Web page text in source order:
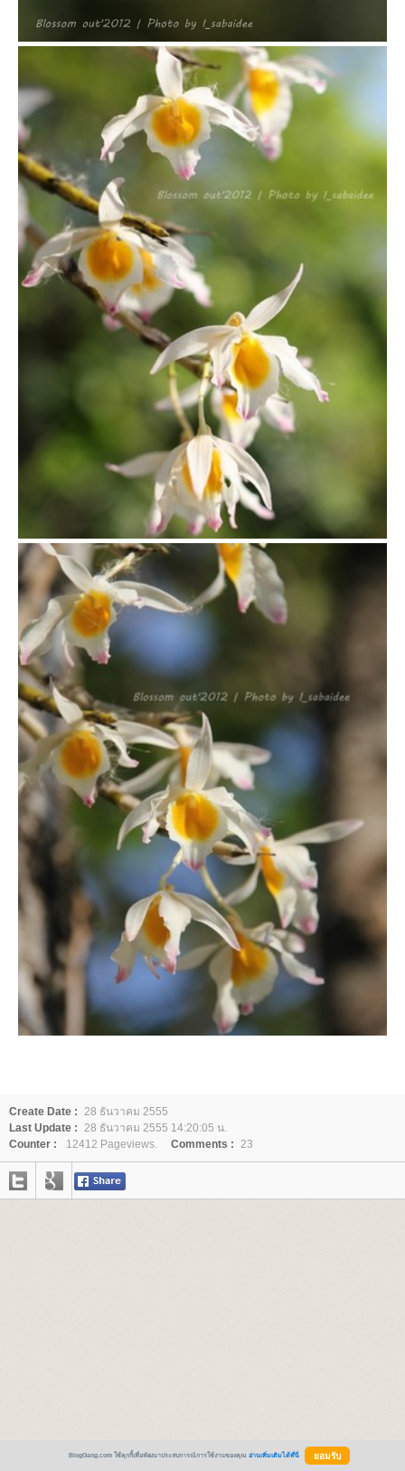
Create Date : 28 ธันวาคม 2555
Last Update : 28 ธันวาคม 2555 14:20:05 น.
Counter :
12412 Pageviews. Comments : 23
BlogGang.com ใช้คุกกี้เพื่อพัฒนาประสบการณ์การใช้งานของคุณ อ่านเพิ่มเติมได้ที่นี่